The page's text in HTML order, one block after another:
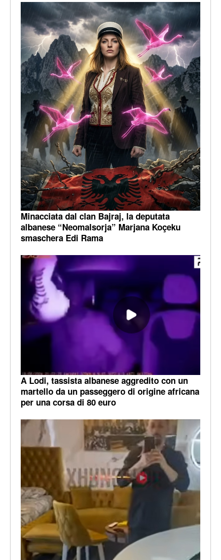
Minacciata dal clan Bajraj, la deputata
albanese “Neomalsorja” Marjana Koçeku
smaschera Edi Rama
A Lodi, tassista albanese aggredito con un
martello da un passeggero di origine africana
per una corsa di 80 euro